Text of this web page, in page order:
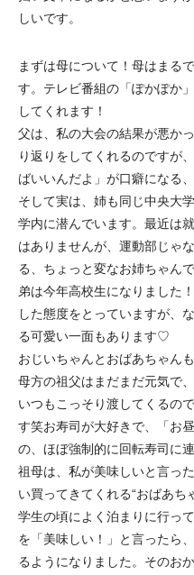
しいです。
まずは母について！母はまる
す。テレビ番組の「ぽかぽか
してくれます！
父は、私の大会の結果が悪か
り返りをしてくれるのですが
ばいいんだよ」が口癖になる
そして実は、姉も同じ中央大
学内に潜んでいます。最近は
はありませんが、運動部じゃ
る、ちょっと変なお姉ちゃん
弟は今年高校生になりました
した態度をとっていますが、
る可愛い一面もあります♡
おじいちゃんとおばあちゃん
母方の祖父はまだまだ元気で
いつもこっそり渡してくるの
す笑お寿司が大好きで、「お
の、ほぼ強制的に回転寿司に
祖母は、私が美味しいと言っ
い買ってきてくれる“おばあち
学生の頃によく泊まりに行っ
を「美味しい！」と言ったら
るようになりました。そのお